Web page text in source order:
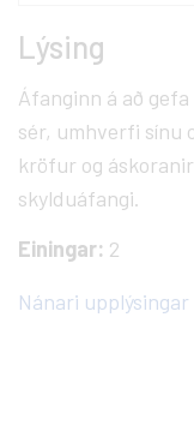
Lýsing
Áfanginn á að
sér, umhverfi sínu
kröfur og
skylduáfangi.
Einingar: 2
Nánari